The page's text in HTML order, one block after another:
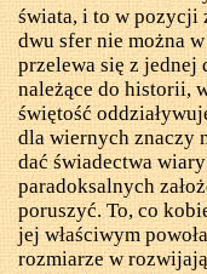
świata, i to w pozycji
dwu sfer nie można
przelewa się z jednej
należące do historii,
świętość
dla wiernych znaczy
dać świadectwa
paradoksalnych
poruszyć. To, co
jej właściwym
rozmiarze w